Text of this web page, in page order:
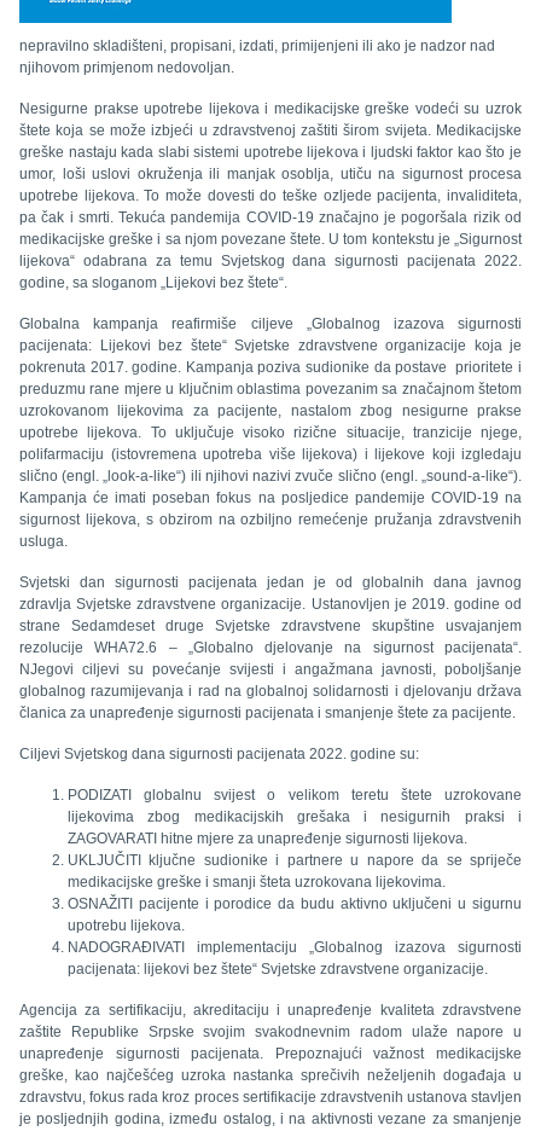
nepravilno skladišteni, propisani, izdati, primijenjeni ili ako je nadzor nad
njihovom primjenom nedovoljan.
Nesigurne prakse upotrebe lijekova i medikacijske greške vodeći su uzrok
štete koja se može izbjeći u zdravstvenoj zaštiti širom svijeta. Medikacijske
greške nastaju kada slabi sistemi upotrebe lijekova i ljudski faktor kao što je
umor, loši uslovi okruženja ili manjak osoblja, utiču na sigurnost procesa
upotrebe lijekova. To može dovesti do teške ozljede pacijenta, invaliditeta,
pa čak i smrti. Tekuća pandemija COVID-19 značajno je pogoršala rizik od
medikacijske greške i sa njom povezane štete. U tom kontekstu je „Sigurnost
lijekova“ odabrana za temu Svjetskog dana sigurnosti pacijenata 2022.
godine, sa sloganom „Lijekovi bez štete“.
Globalna kampanja reafirmiše ciljeve „Globalnog izazova sigurnosti
pacijenata: Lijekovi bez štete“ Svjetske zdravstvene organizacije koja je
pokrenuta 2017. godine. Kampanja poziva sudionike da postave prioritete i
preduzmu rane mjere u ključnim oblastima povezanim sa značajnom štetom
uzrokovanom lijekovima za pacijente, nastalom zbog nesigurne prakse
upotrebe lijekova. To uključuje visoko rizične situacije, tranzicije njege,
polifarmaciju (istovremena upotreba više lijekova) i lijekove koji izgledaju
slično (engl. „look-a-like“) ili njihovi nazivi zvuče slično (engl. „sound-a-like“).
Kampanja će imati poseban fokus na posljedice pandemije COVID-19 na
sigurnost lijekova, s obzirom na ozbiljno remećenje pružanja zdravstvenih
usluga.
Svjetski dan sigurnosti pacijenata jedan je od globalnih dana javnog
zdravlja Svjetske zdravstvene organizacije. Ustanovljen je 2019. godine od
strane Sedamdeset druge Svjetske zdravstvene skupštine usvajanjem
rezolucije WHA72.6 – „Globalno djelovanje na sigurnost pacijenata“.
NJegovi ciljevi su povećanje svijesti i angažmana javnosti, poboljšanje
globalnog razumijevanja i rad na globalnoj solidarnosti i djelovanju država
članica za unapređenje sigurnosti pacijenata i smanjenje štete za pacijente.
Ciljevi Svjetskog dana sigurnosti pacijenata 2022. godine su:
PODIZATI globalnu svijest o velikom teretu štete uzrokovane
lijekovima zbog medikacijskih grešaka i nesigurnih praksi i
ZAGOVARATI hitne mjere za unapređenje sigurnosti lijekova.
UKLJUČITI ključne sudionike i partnere u napore da se spriječe
medikacijske greške i smanji šteta uzrokovana lijekovima.
OSNAŽITI pacijente i porodice da budu aktivno uključeni u sigurnu
upotrebu lijekova.
NADOGRAĐIVATI implementaciju „Globalnog izazova sigurnosti
pacijenata: lijekovi bez štete“ Svjetske zdravstvene organizacije.
Agencija za sertifikaciju, akreditaciju i unapređenje kvaliteta zdravstvene
zaštite Republike Srpske svojim svakodnevnim radom ulaže napore u
unapređenje sigurnosti pacijenata. Prepoznajući važnost medikacijske
greške, kao najčešćeg uzroka nastanka sprečivih neželjenih događaja u
zdravstvu, fokus rada kroz proces sertifikacije zdravstvenih ustanova stavljen
je posljednjih godina, između ostalog, i na aktivnosti vezane za smanjenje